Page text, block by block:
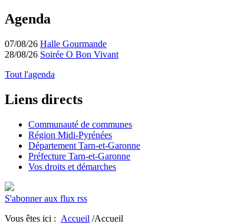
Agenda
07/08/26 Halle Gourmande
28/08/26 Soirée O Bon Vivant
Tout l'agenda
Liens directs
Communauté de communes
Région Midi-Pyrénées
Département Tarn-et-Garonne
Préfecture Tarn-et-Garonne
Vos droits et démarches
S'abonner aux flux rss
Vous êtes ici : Accueil /Accueil